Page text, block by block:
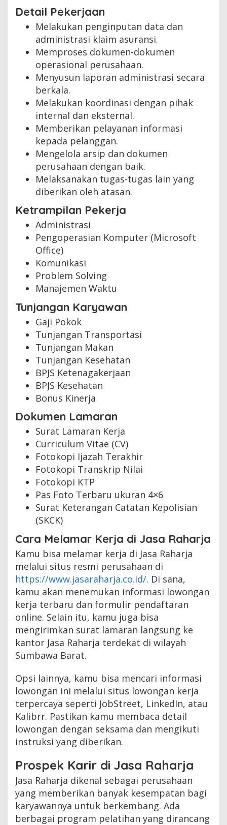
Detail Pekerjaan
Melakukan penginputan data dan
administrasi klaim asuransi.
Memproses dokumen-dokumen
operasional perusahaan.
Menyusun laporan administrasi secara
berkala.
Melakukan koordinasi dengan pihak
internal dan eksternal.
Memberikan pelayanan informasi
kepada pelanggan.
Mengelola arsip dan dokumen
perusahaan dengan baik.
Melaksanakan tugas-tugas lain yang
diberikan oleh atasan.
Ketrampilan Pekerja
Administrasi
Pengoperasian Komputer (Microsoft
Office)
Komunikasi
Problem Solving
Manajemen Waktu
Tunjangan Karyawan
Gaji Pokok
Tunjangan Transportasi
Tunjangan Makan
Tunjangan Kesehatan
BPJS Ketenagakerjaan
BPJS Kesehatan
Bonus Kinerja
Dokumen Lamaran
Surat Lamaran Kerja
Curriculum Vitae (CV)
Fotokopi Ijazah Terakhir
Fotokopi Transkrip Nilai
Fotokopi KTP
Pas Foto Terbaru ukuran 4×6
Surat Keterangan Catatan Kepolisian
(SKCK)
Cara Melamar Kerja di Jasa Raharja
Kamu bisa melamar kerja di Jasa Raharja
melalui situs resmi perusahaan di
https://www.jasaraharja.co.id/. Di sana,
kamu akan menemukan informasi lowongan
kerja terbaru dan formulir pendaftaran
online. Selain itu, kamu juga bisa
mengirimkan surat lamaran langsung ke
kantor Jasa Raharja terdekat di wilayah
Sumbawa Barat.
Opsi lainnya, kamu bisa mencari informasi
lowongan ini melalui situs lowongan kerja
terpercaya seperti JobStreet, LinkedIn, atau
Kalibrr. Pastikan kamu membaca detail
lowongan dengan seksama dan mengikuti
instruksi yang diberikan.
Prospek Karir di Jasa Raharja
Jasa Raharja dikenal sebagai perusahaan
yang memberikan banyak kesempatan bagi
karyawannya untuk berkembang. Ada
berbagai program pelatihan yang dirancang